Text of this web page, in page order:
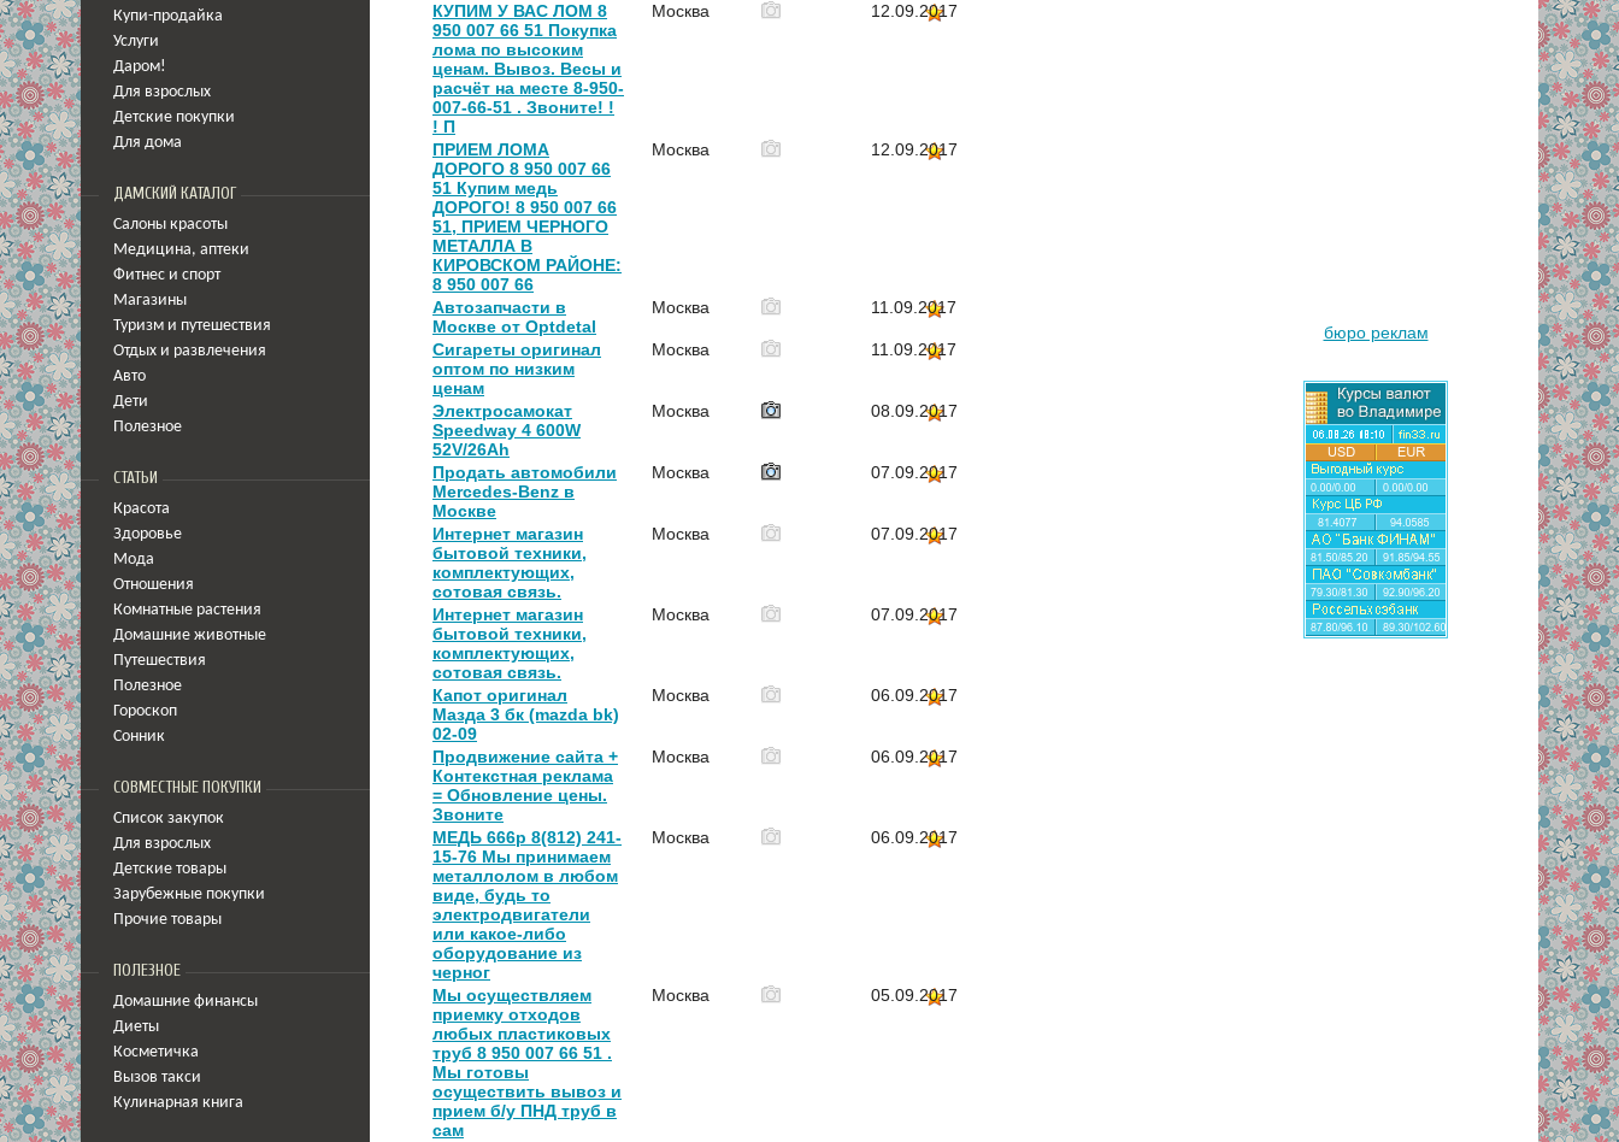
Купи-продайка
Услуги
Даром!
Для взрослых
Детские покупки
Для дома
ДАМСКИЙ КАТАЛОГ
Салоны красоты
Медицина, аптеки
Фитнес и спорт
Магазины
Туризм и путешествия
Отдых и развлечения
Авто
Дети
Полезное
СТАТЬИ
Красота
Здоровье
Мода
Отношения
Комнатные растения
Домашние животные
Путешествия
Полезное
Гороскоп
Сонник
СОВМЕСТНЫЕ ПОКУПКИ
Список закупок
Для взрослых
Детские товары
Зарубежные покупки
Прочие товары
ПОЛЕЗНОЕ
Домашние финансы
Диеты
Косметичка
Вызов такси
Кулинарная книга
КУПИМ У ВАС ЛОМ 8
950 007 66 51 Покупка
лома по высоким
ценам. Вывоз. Весы и
расчёт на месте 8-950-
007-66-51 . Звоните! !
! П
12.09.2017
Москва
ПРИЕМ ЛОМА
ДОРОГО 8 950 007 66
51 Купим медь
ДОРОГО! 8 950 007 66
51, ПРИЕМ ЧЕРНОГО
МЕТАЛЛА В
КИРОВСКОМ РАЙОНЕ:
8 950 007 66
12.09.2017
Москва
Автозапчасти в
Москве от Optdetal
11.09.2017
Москва
Сигареты оригинал
оптом по низким
ценам
11.09.2017
Москва
Электросамокат
Speedway 4 600W
52V/26Ah
08.09.2017
Москва
Продать автомобили
Mercedes-Benz в
Москве
07.09.2017
Москва
Интернет магазин
бытовой техники,
комплектующих,
сотовая связь.
07.09.2017
Москва
Интернет магазин
бытовой техники,
комплектующих,
сотовая связь.
07.09.2017
Москва
Капот оригинал
Мазда 3 бк (mazda bk)
02-09
06.09.2017
Москва
Продвижение сайта +
Контекстная реклама
= Обновление цены.
Звоните
06.09.2017
Москва
МЕДЬ 666р 8(812) 241-
15-76 Мы принимаем
металлолом в любом
виде, будь то
электродвигатели
или какое-либо
оборудование из
черног
06.09.2017
Москва
Мы осуществляем
приемку отходов
любых пластиковых
труб 8 950 007 66 51 .
Мы готовы
осуществить вывоз и
прием б/у ПНД труб в
сам
05.09.2017
Москва
бюро реклам